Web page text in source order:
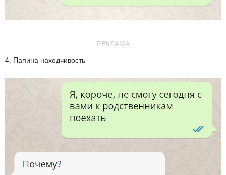
РЕКЛАМА
4. Папина находчивость